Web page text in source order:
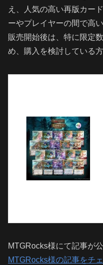
え、人気の高い再版カー
ーやプレイヤーの間で高
販売開始後は、特に限定
め、購入を検討している
MTGRocks様にて記事が
MTGRocks様の記事をチ